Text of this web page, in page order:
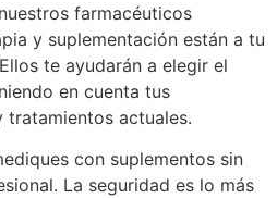
farmacéuticos
y suplementación están a tu
te ayudarán a elegir el
en cuenta tus
tratamientos actuales.
con suplementos sin
La seguridad es lo más